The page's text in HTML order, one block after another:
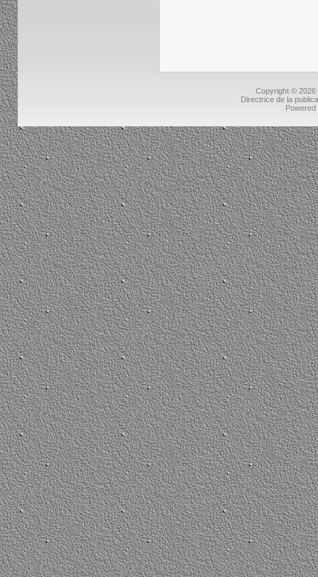
Copyright © 2026
Directrice de la